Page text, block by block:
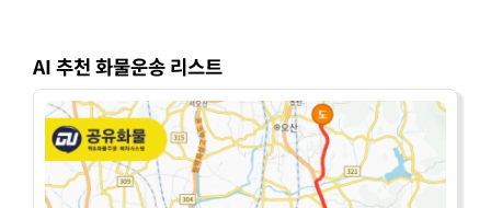
AI 추천 화물운송 리스트